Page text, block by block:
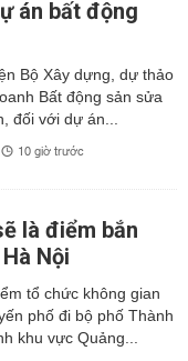
án bất động
Bộ Xây dựng, dự thảo
Bất động sản sửa
đối với dự án...
10 giờ trước
là điểm bắn
Nội
tổ chức không gian
phố đi bộ phố Thành
khu vực Quảng...